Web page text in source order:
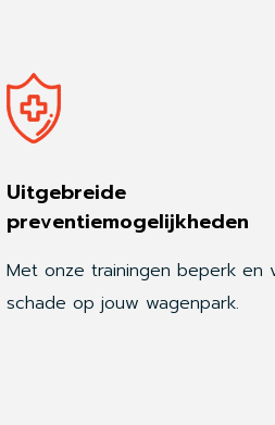
Uitgebreide
preventiemogelijkheden
Met onze trainingen beperk en
schade op jouw wagenpark.